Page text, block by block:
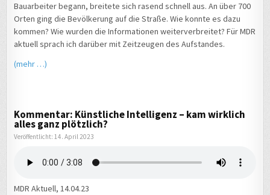
Bauarbeiter begann, breitete sich rasend schnell aus. An über 700
Orten ging die Bevölkerung auf die Straße. Wie konnte es dazu
kommen? Wie wurden die Informationen weiterverbreitet? Für MDR
aktuell sprach ich darüber mit Zeitzeugen des Aufstandes.
(mehr …)
Kommentar: Künstliche Intelligenz – kam wirklich
alles ganz plötzlich?
Veröffentlicht: 14. April 2023
MDR Aktuell, 14.04.23